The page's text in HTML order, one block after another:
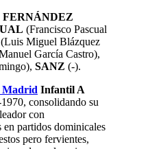
FERNÁNDEZ
(Francisco Pascual
(Luis Miguel Blázquez
García Castro),
SANZ (-).
Madrid Infantil A
consolidando su
con
en partidos dominicales
pero fervientes,